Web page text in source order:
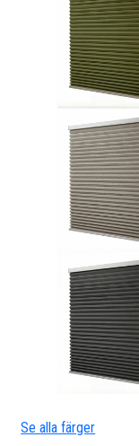
Se alla färger